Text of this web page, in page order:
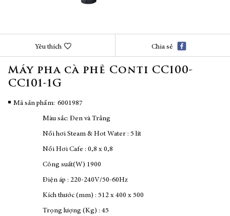
phần
đầu
của
viện
Yêu thích Chia sẻ
Máy pha cà phê Conti CC100-
CC101-1G
Mã sản phẩm 6001987
Màu sắc: Đen và Trắng
Nồi hơi Steam & Hot Water : 5 lít
Nồi Hơi Cafe : 0,8 x 0,8
Công suất(W) 1900
Điện áp : 220-240V/50-60Hz
Kích thước (mm) : 512 x 400 x 500
Trọng lượng (Kg) : 45